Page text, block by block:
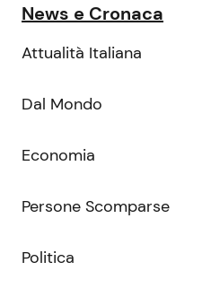
News e Cronaca
Attualità Italiana
Dal Mondo
Economia
Persone Scomparse
Politica